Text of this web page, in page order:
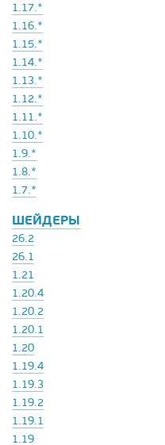
1.17.*
1.16.*
1.15.*
1.14.*
1.13.*
1.12.*
1.11.*
1.10.*
1.9.*
1.8.*
1.7.*
ШЕЙДЕРЫ
26.2
26.1
1.21
1.20.4
1.20.2
1.20.1
1.20
1.19.4
1.19.3
1.19.2
1.19.1
1.19